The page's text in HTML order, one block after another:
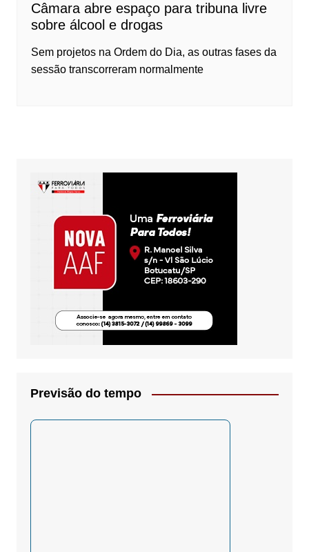
Câmara abre espaço para tribuna livre
sobre álcool e drogas
Sem projetos na Ordem do Dia, as outras fases da
sessão transcorreram normalmente
Previsão do tempo